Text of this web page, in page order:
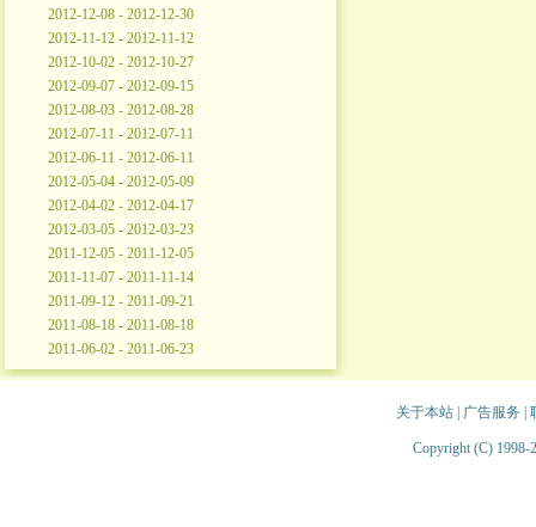
2012-12-08 - 2012-12-30
2012-11-12 - 2012-11-12
2012-10-02 - 2012-10-27
2012-09-07 - 2012-09-15
2012-08-03 - 2012-08-28
2012-07-11 - 2012-07-11
2012-06-11 - 2012-06-11
2012-05-04 - 2012-05-09
2012-04-02 - 2012-04-17
2012-03-05 - 2012-03-23
2011-12-05 - 2011-12-05
2011-11-07 - 2011-11-14
2011-09-12 - 2011-09-21
2011-08-18 - 2011-08-18
2011-06-02 - 2011-06-23
关于本站| 广告服务
Copyright (C) 1998-